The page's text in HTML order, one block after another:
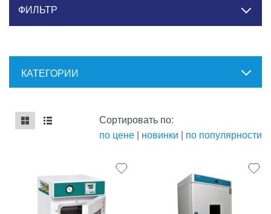
ФИЛЬТР
КАТЕГОРИИ
mse2_chunk_default
mse2_chunk_alternate
Сортировать по:
по цене | новинки | по популярности